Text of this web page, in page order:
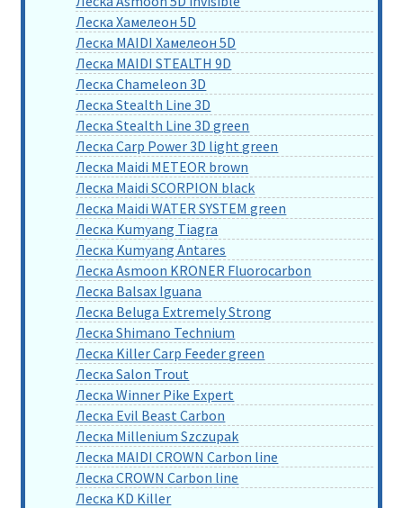
Леска Хамелеон 5D
Леска MAIDI Хамелеон 5D
Леска MAIDI STEALTH 9D
Леска Chameleon 3D
Леска Stealth Line 3D
Леска Stealth Line 3D green
Леска Carp Power 3D light green
Леска Maidi METEOR brown
Леска Maidi SCORPION black
Леска Maidi WATER SYSTEM green
Леска Kumyang Tiagra
Леска Kumyang Antares
Леска Asmoon KRONER Fluorocarbon
Леска Balsax Iguana
Леска Beluga Extremely Strong
Леска Shimano Technium
Леска Killer Carp Feeder green
Леска Salon Trout
Леска Winner Pike Expert
Леска Evil Beast Carbon
Леска Millenium Szczupak
Леска MAIDI CROWN Carbon line
Леска CROWN Carbon line
Леска KD Killer